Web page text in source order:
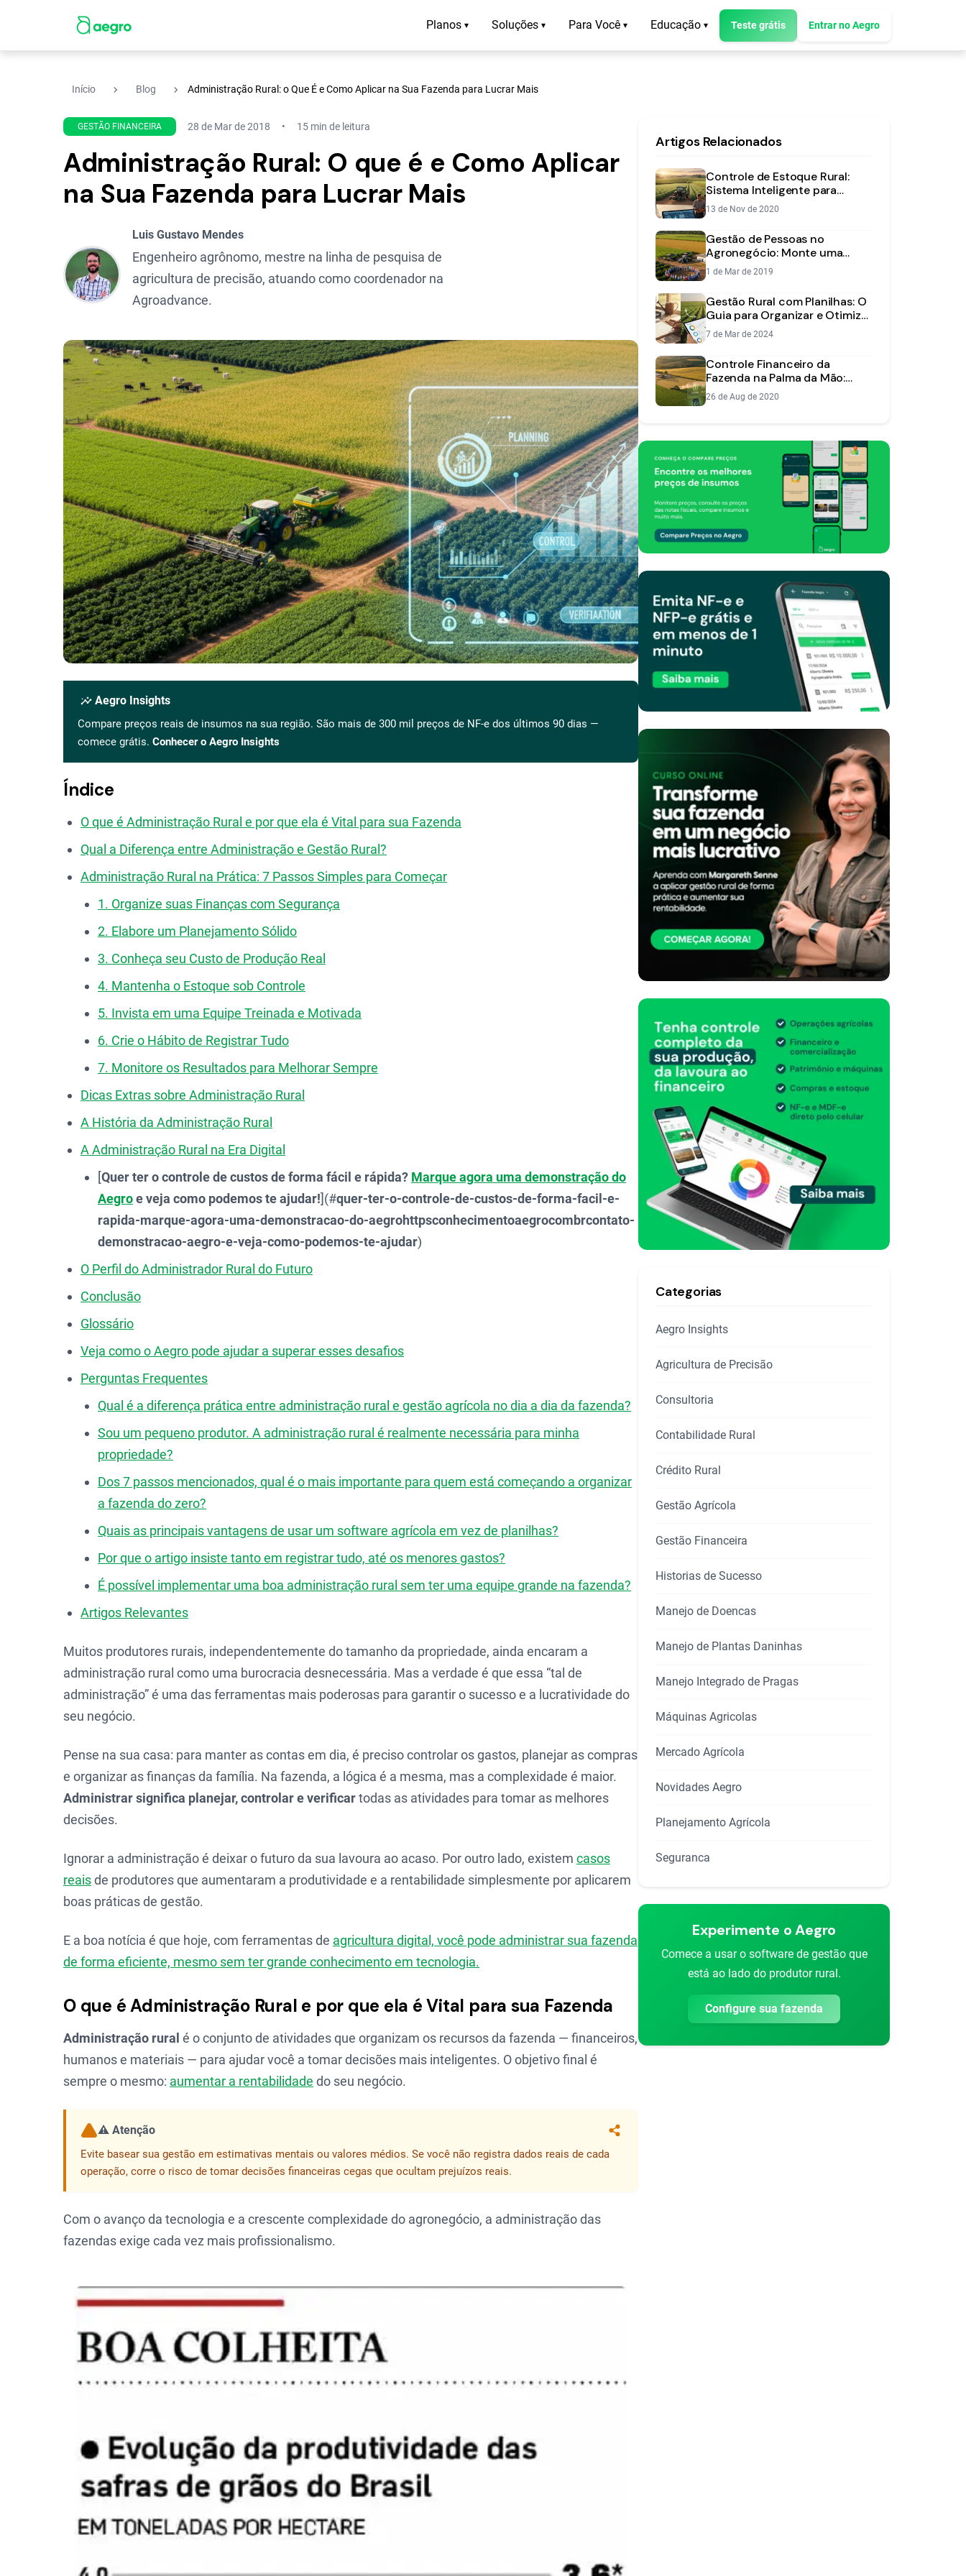
Planos ▾ Soluções ▾ Para Você ▾ Educação ▾ Teste grátis Entrar no Aegro
Início navigate_next Blog navigate_next Administração Rural: o Que É e Como Aplicar na Sua Fazenda para Lucrar Mais
GESTÃO FINANCEIRA 28 de Mar de 2018 15 min de leitura
Administração Rural: O que é e Como Aplicar
na Sua Fazenda para Lucrar Mais
Luis Gustavo Mendes
Engenheiro agrônomo, mestre na linha de pesquisa de
agricultura de precisão, atuando como coordenador na
Agroadvance.
insights Aegro Insights
Compare preços reais de insumos na sua região. São mais de 300 mil preços de NF-e dos últimos 90 dias —
comece grátis. Conhecer o Aegro Insights
Índice
O que é Administração Rural e por que ela é Vital para sua Fazenda
Qual a Diferença entre Administração e Gestão Rural?
Administração Rural na Prática: 7 Passos Simples para Começar
1. Organize suas Finanças com Segurança
2. Elabore um Planejamento Sólido
3. Conheça seu Custo de Produção Real
4. Mantenha o Estoque sob Controle
5. Invista em uma Equipe Treinada e Motivada
6. Crie o Hábito de Registrar Tudo
7. Monitore os Resultados para Melhorar Sempre
Dicas Extras sobre Administração Rural
A História da Administração Rural
A Administração Rural na Era Digital
[Quer ter o controle de custos de forma fácil e rápida? Marque agora uma demonstração do
Aegroe veja como podemos te ajudar!](#quer-ter-o-controle-de-custos-de-forma-facil-e-
rapida-marque-agora-uma-demonstracao-do-aegrohttpsconhecimentoaegrocombrcontato-
demonstracao-aegro-e-veja-como-podemos-te-ajudar)
O Perfil do Administrador Rural do Futuro
Conclusão
Glossário
Veja como o Aegro pode ajudar a superar esses desafios
Perguntas Frequentes
Qual é a diferença prática entre administração rural e gestão agrícola no dia a dia da fazenda?
Sou um pequeno produtor. A administração rural é realmente necessária para minha
propriedade?
Dos 7 passos mencionados, qual é o mais importante para quem está começando a organizar
a fazenda do zero?
Quais as principais vantagens de usar um software agrícola em vez de planilhas?
Por que o artigo insiste tanto em registrar tudo, até os menores gastos?
É possível implementar uma boa administração rural sem ter uma equipe grande na fazenda?
Artigos Relevantes
Muitos produtores rurais, independentemente do tamanho da propriedade, ainda encaram a
administração rural como uma burocracia desnecessária. Mas a verdade é que essa “tal de
administração” é uma das ferramentas mais poderosas para garantir o sucesso e a lucratividade do
seu negócio.
Pense na sua casa: para manter as contas em dia, é preciso controlar os gastos, planejar as compras
e organizar as finanças da família. Na fazenda, a lógica é a mesma, mas a complexidade é maior.
Administrar significa planejar, controlar e verificartodas as atividades para tomar as melhores
decisões.
Ignorar a administração é deixar o futuro da sua lavoura ao acaso. Por outro lado, existem casos
reaisde produtores que aumentaram a produtividade e a rentabilidade simplesmente por aplicarem
boas práticas de gestão.
E a boa notícia é que hoje, com ferramentas de agricultura digital, você pode administrar sua fazenda
de forma eficiente, mesmo sem ter grande conhecimento em tecnologia.
O que é Administração Rural e por que ela é Vital para sua Fazenda
Administração rural é o conjunto de atividades que organizam os recursos da fazenda — financeiros,
humanos e materiais — para ajudar você a tomar decisões mais inteligentes. O objetivo final é
sempre o mesmo: aumentar a rentabilidade do seu negócio.
⚠️ Atenção
Compartilhar
Evite basear sua gestão em estimativas mentais ou valores médios. Se você não registra dados reais de cada
operação, corre o risco de tomar decisões financeiras cegas que ocultam prejuízos reais.
Com o avanço da tecnologia e a crescente complexidade do agronegócio, a administração das
fazendas exige cada vez mais profissionalismo.
Artigos Relacionados
Controle de Estoque Rural:
Sistema Inteligente para
Aumentar Lucros
13 de Nov de 2020
Gestão de Pessoas no
Agronegócio: Monte uma
Equipe de Sucesso
1 de Mar de 2019
Gestão Rural com Planilhas: O
Guia para Organizar e Otimizar
sua Fazenda
7 de Mar de 2024
Controle Financeiro da
Fazenda na Palma da Mão:
Novidades do App Aegro
26 de Aug de 2020
Categorias
Aegro Insights
Agricultura de Precisão
Consultoria
Contabilidade Rural
Crédito Rural
Gestão Agrícola
Gestão Financeira
Historias de Sucesso
Manejo de Doencas
Manejo de Plantas Daninhas
Manejo Integrado de Pragas
Máquinas Agricolas
Mercado Agrícola
Novidades Aegro
Planejamento Agrícola
Seguranca
Experimente o Aegro
Comece a usar o software de gestão que
está ao lado do produtor rural.
Configure sua fazenda